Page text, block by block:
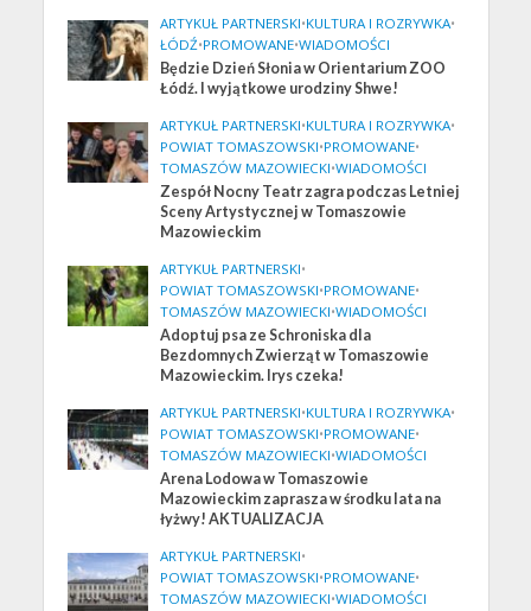
ARTYKUŁ PARTNERSKI•KULTURA I ROZRYWKA•
ŁÓDŹ•PROMOWANE•WIADOMOŚCI
Będzie Dzień Słonia w Orientarium ZOO
Łódź. I wyjątkowe urodziny Shwe!
ARTYKUŁ PARTNERSKI•KULTURA I ROZRYWKA•
POWIAT TOMASZOWSKI•PROMOWANE•
TOMASZÓW MAZOWIECKI•WIADOMOŚCI
Zespół Nocny Teatr zagra podczas Letniej
Sceny Artystycznej w Tomaszowie
Mazowieckim
ARTYKUŁ PARTNERSKI•
POWIAT TOMASZOWSKI•PROMOWANE•
TOMASZÓW MAZOWIECKI•WIADOMOŚCI
Adoptuj psa ze Schroniska dla
Bezdomnych Zwierząt w Tomaszowie
Mazowieckim. Irys czeka!
ARTYKUŁ PARTNERSKI•KULTURA I ROZRYWKA•
POWIAT TOMASZOWSKI•PROMOWANE•
TOMASZÓW MAZOWIECKI•WIADOMOŚCI
Arena Lodowa w Tomaszowie
Mazowieckim zaprasza w środku lata na
łyżwy! AKTUALIZACJA
ARTYKUŁ PARTNERSKI•
POWIAT TOMASZOWSKI•PROMOWANE•
TOMASZÓW MAZOWIECKI•WIADOMOŚCI